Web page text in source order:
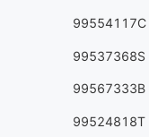
99554117C
99537368S
99567333B
99524818T